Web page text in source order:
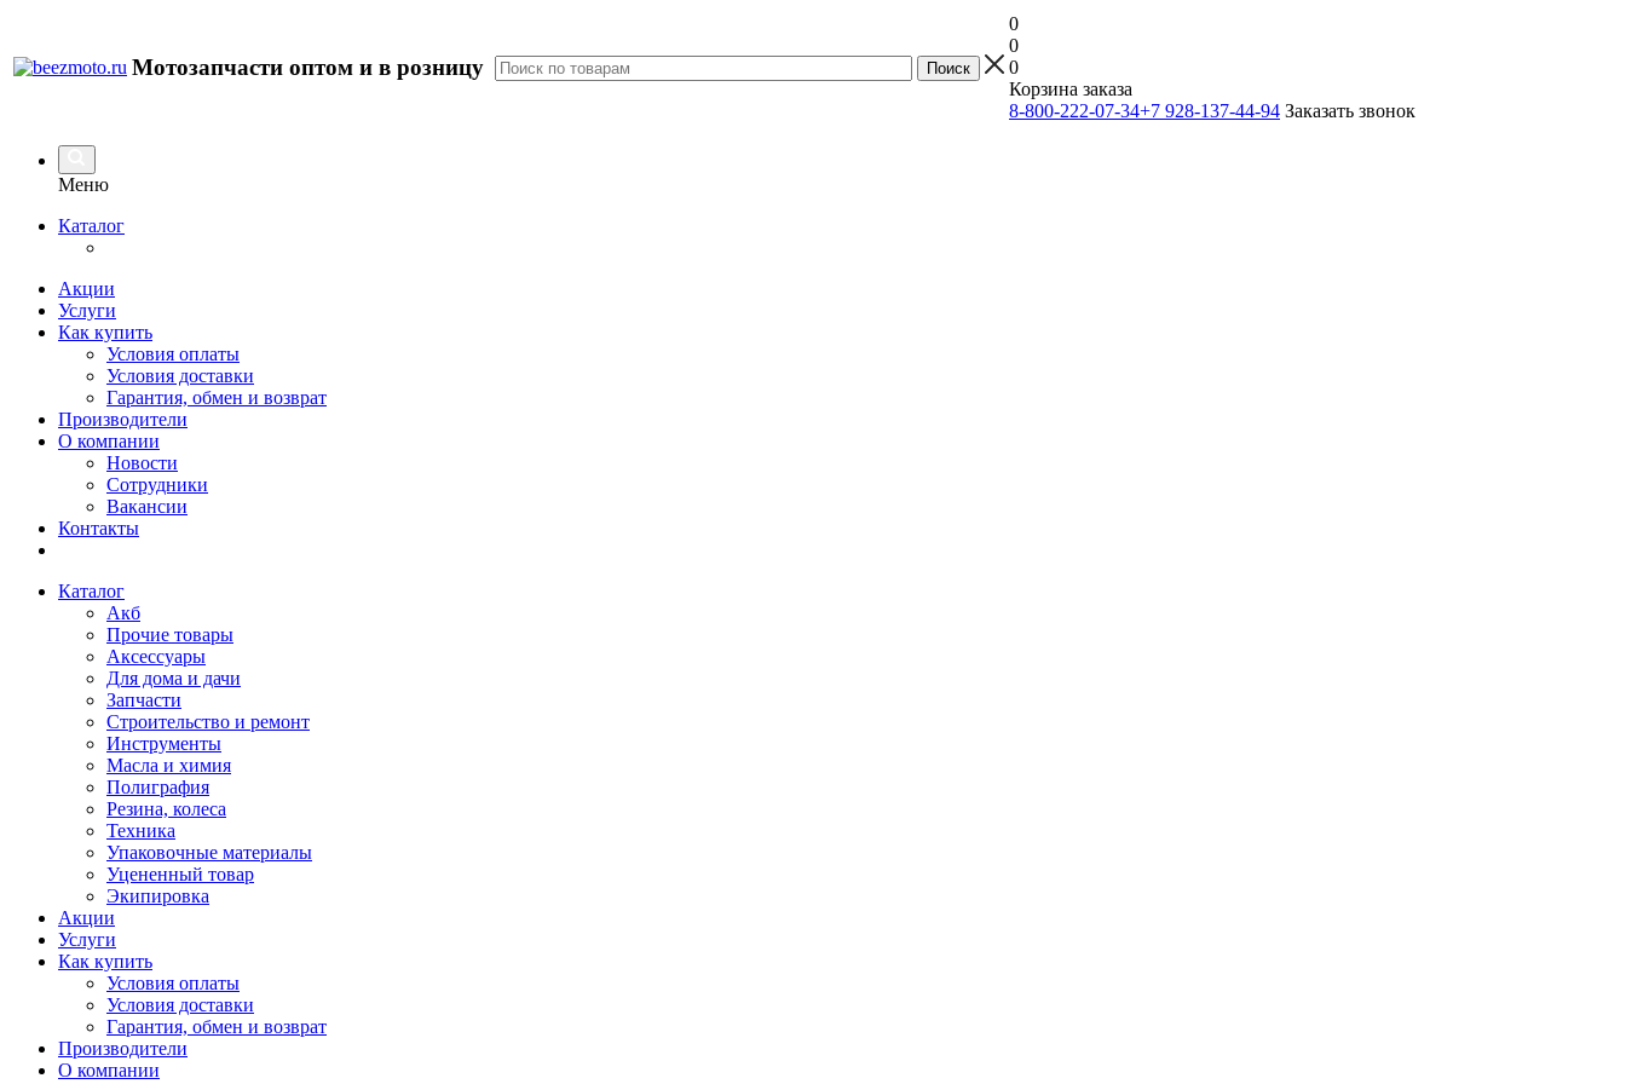
Мотозапчасти оптом и в розницу
0
0
0
Корзина заказа
8-800-222-07-34+7 928-137-44-94 Заказать звонок
Меню
Каталог
Акции
Услуги
Как купить
Условия оплаты
Условия доставки
Гарантия, обмен и возврат
Производители
О компании
Новости
Сотрудники
Вакансии
Контакты
Каталог
Акб
Прочие товары
Аксессуары
Для дома и дачи
Запчасти
Строительство и ремонт
Инструменты
Масла и химия
Полиграфия
Резина, колеса
Техника
Упаковочные материалы
Уцененный товар
Экипировка
Акции
Услуги
Как купить
Условия оплаты
Условия доставки
Гарантия, обмен и возврат
Производители
О компании